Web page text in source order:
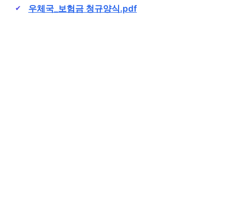
우체국_보험금 청규양식.pdf